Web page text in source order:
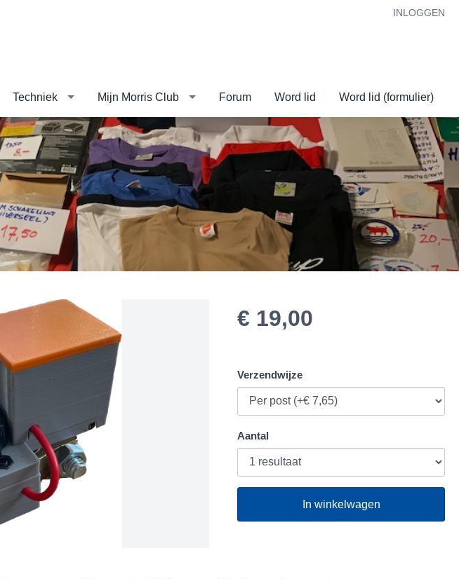
INLOGGEN
Techniek Mijn Morris Club Forum Word lid Word lid (formulier)
€ 19,00
Verzendwijze
Aantal
In winkelwagen